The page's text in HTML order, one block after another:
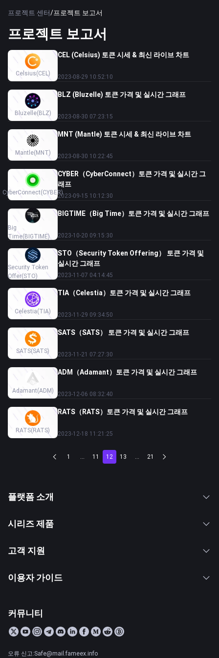
프로젝트 센터/프로젝트 보고서
프로젝트 보고서
Celsius(CEL)
CEL (Celsius) 토큰 시세 & 최신 라이브 차트
2023-08-29 10:52:10
Bluzelle(BLZ)
BLZ (Bluzelle) 토큰 가격 및 실시간 그래프
2023-08-30 07:23:15
Mantle(MNT)
MNT (Mantle) 토큰 시세 & 최신 라이브 차트
2023-08-30 10:22:45
CyberConnect(CYBER)
CYBER（CyberConnect）토큰 가격 및 실시간 그
래프
2023-09-15 10:12:30
Big
Time(BIGTIME)
BIGTIME（Big Time）토큰 가격 및 실시간 그래프
2023-10-20 09:15:30
Security Token
Offer(STO)
STO（Security Token Offering） 토큰 가격 및
실시간 그래프
2023-11-07 04:14:45
Celestia(TIA)
TIA（Celestia）토큰 가격 및 실시간 그래프
2023-11-29 09:34:50
SATS(SATS)
SATS（SATS） 토큰 가격 및 실시간 그래프
2023-11-21 07:27:30
Adamant(ADM)
ADM（Adamant）토큰 가격 및 실시간 그래프
2023-12-06 08:32:40
RATS(RATS)
RATS（RATS）토큰 가격 및 실시간 그래프
2023-12-18 11:21:25
1 ... 11 12 13 ... 21
플랫폼 소개
시리즈 제품
고객 지원
이용자 가이드
커뮤니티
오류 신고:Safe@mail.fameex.info